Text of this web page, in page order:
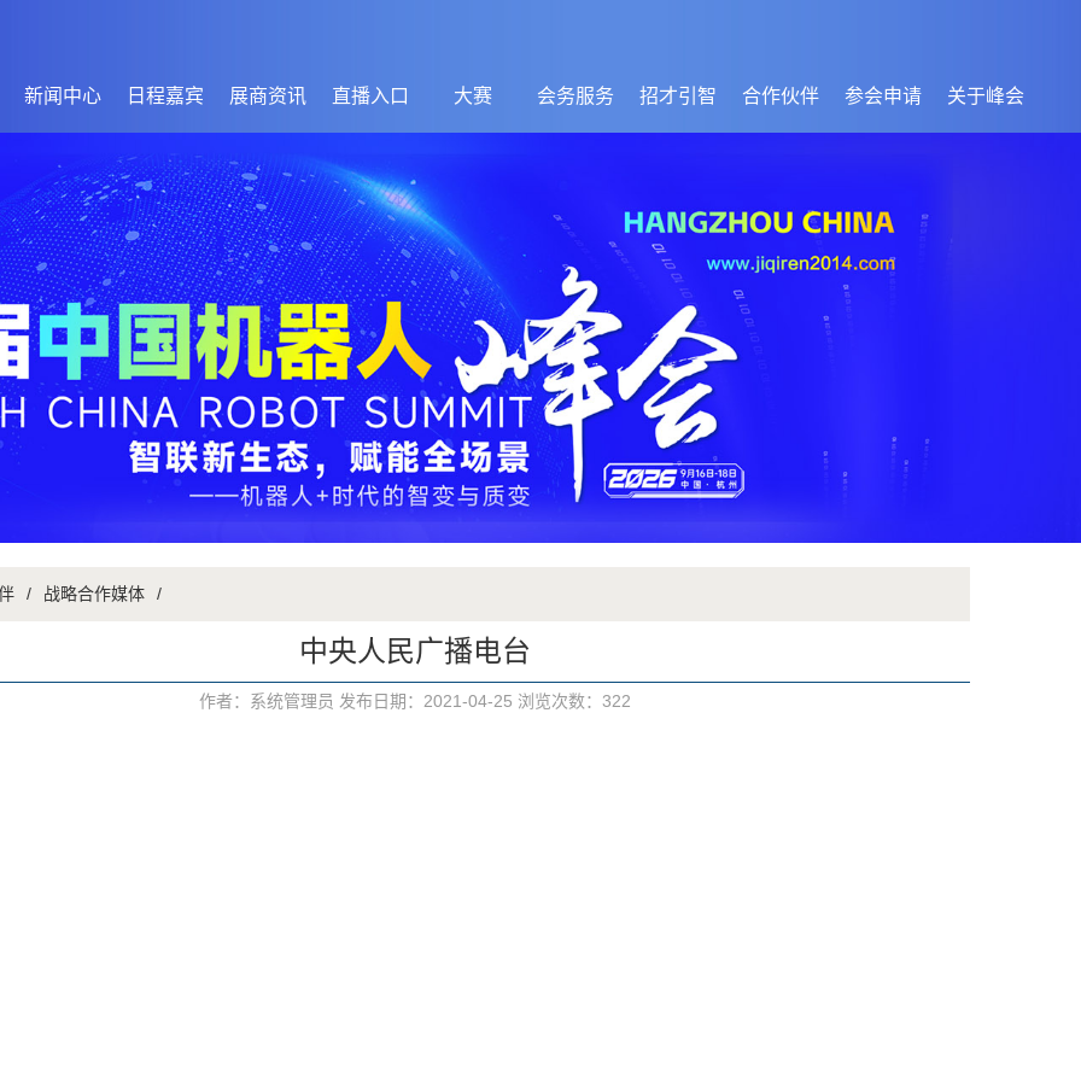
新闻中心 日程嘉宾 展商资讯 直播入口 大赛 会务服务 招才引智 合作伙伴 参会申请 关于峰会
/ 战略合作媒体 /
中央人民广播电台
作者：系统管理员 发布日期：2021-04-25 浏览次数： 322